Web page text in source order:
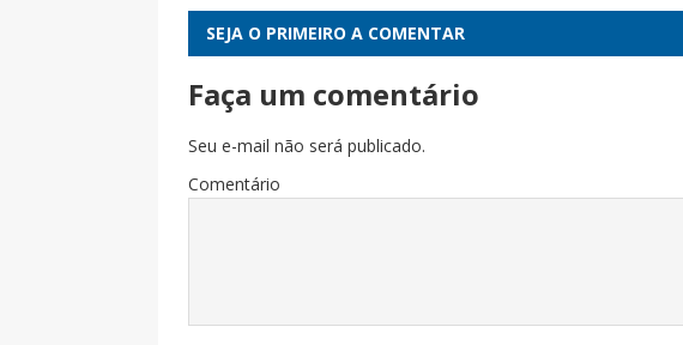
SEJA O PRIMEIRO A COMENTAR
Faça um comentário
Seu e-mail não será publicado.
Comentário